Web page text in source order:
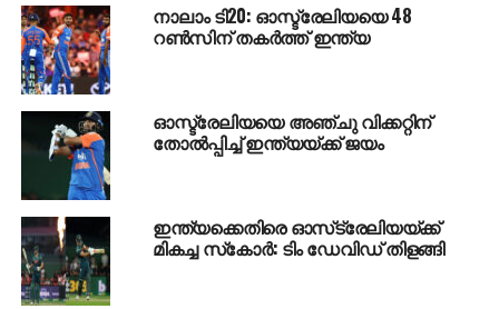
മുഴുവന്‍ ഈ തെറ്റിനെച്ചൊല്ലി പശ്ചാത്തപിക്കും’.
എല്ലാ വീഴ്ച്ചകള്‍ക്കും കാലം മാപ്പുനല്‍കുമെന്നാണ്
പ്രതീക്ഷയെന്നും സ്മിത്ത് കൂട്ടിച്ചേര്‍ത്തു.
നാലാം ടി20: ഓസ്ട്രേലിയയെ 48
റണ്‍സിന് തകര്‍ത്ത് ഇന്ത്യ
ഓസ്ട്രേലിയയെ അഞ്ചു വിക്കറ്റിന്
തോല്‍പ്പിച്ച് ഇന്ത്യയ്ക്ക് ജയം
ഇന്ത്യക്കെതിരെ ഓസ്‌ട്രേലിയയ്ക്ക്
മികച്ച സ്‌കോര്‍: ടിം ഡേവിഡ് തിളങ്ങി